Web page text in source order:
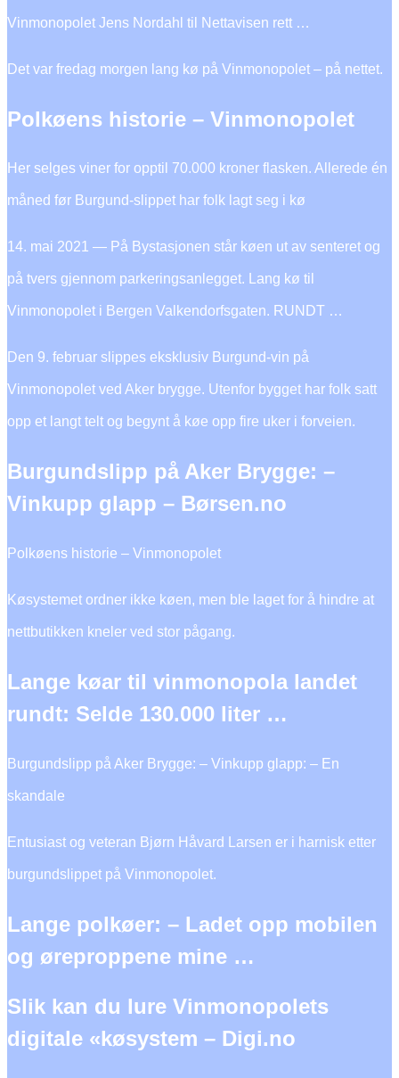
Vinmonopolet Jens Nordahl til Nettavisen rett …
Det var fredag morgen lang kø på Vinmonopolet – på nettet.
Polkøens historie – Vinmonopolet
Her selges viner for opptil 70.000 kroner flasken. Allerede én
måned før Burgund-slippet har folk lagt seg i kø
14. mai 2021 — På Bystasjonen står køen ut av senteret og
på tvers gjennom parkeringsanlegget. Lang kø til
Vinmonopolet i Bergen Valkendorfsgaten. RUNDT …
Den 9. februar slippes eksklusiv Burgund-vin på
Vinmonopolet ved Aker brygge. Utenfor bygget har folk satt
opp et langt telt og begynt å køe opp fire uker i forveien.
Burgundslipp på Aker Brygge: –
Vinkupp glapp – Børsen.no
Polkøens historie – Vinmonopolet
Køsystemet ordner ikke køen, men ble laget for å hindre at
nettbutikken kneler ved stor pågang.
Lange køar til vinmonopola landet
rundt: Selde 130.000 liter …
Burgundslipp på Aker Brygge: – Vinkupp glapp: – En
skandale
Entusiast og veteran Bjørn Håvard Larsen er i harnisk etter
burgundslippet på Vinmonopolet.
Lange polkøer: – Ladet opp mobilen
og øreproppene mine …
Slik kan du lure Vinmonopolets
digitale «køsystem – Digi.no